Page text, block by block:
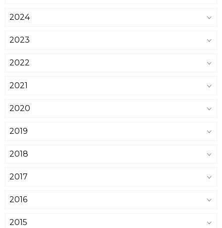
2024
2023
2022
2021
2020
2019
2018
2017
2016
2015